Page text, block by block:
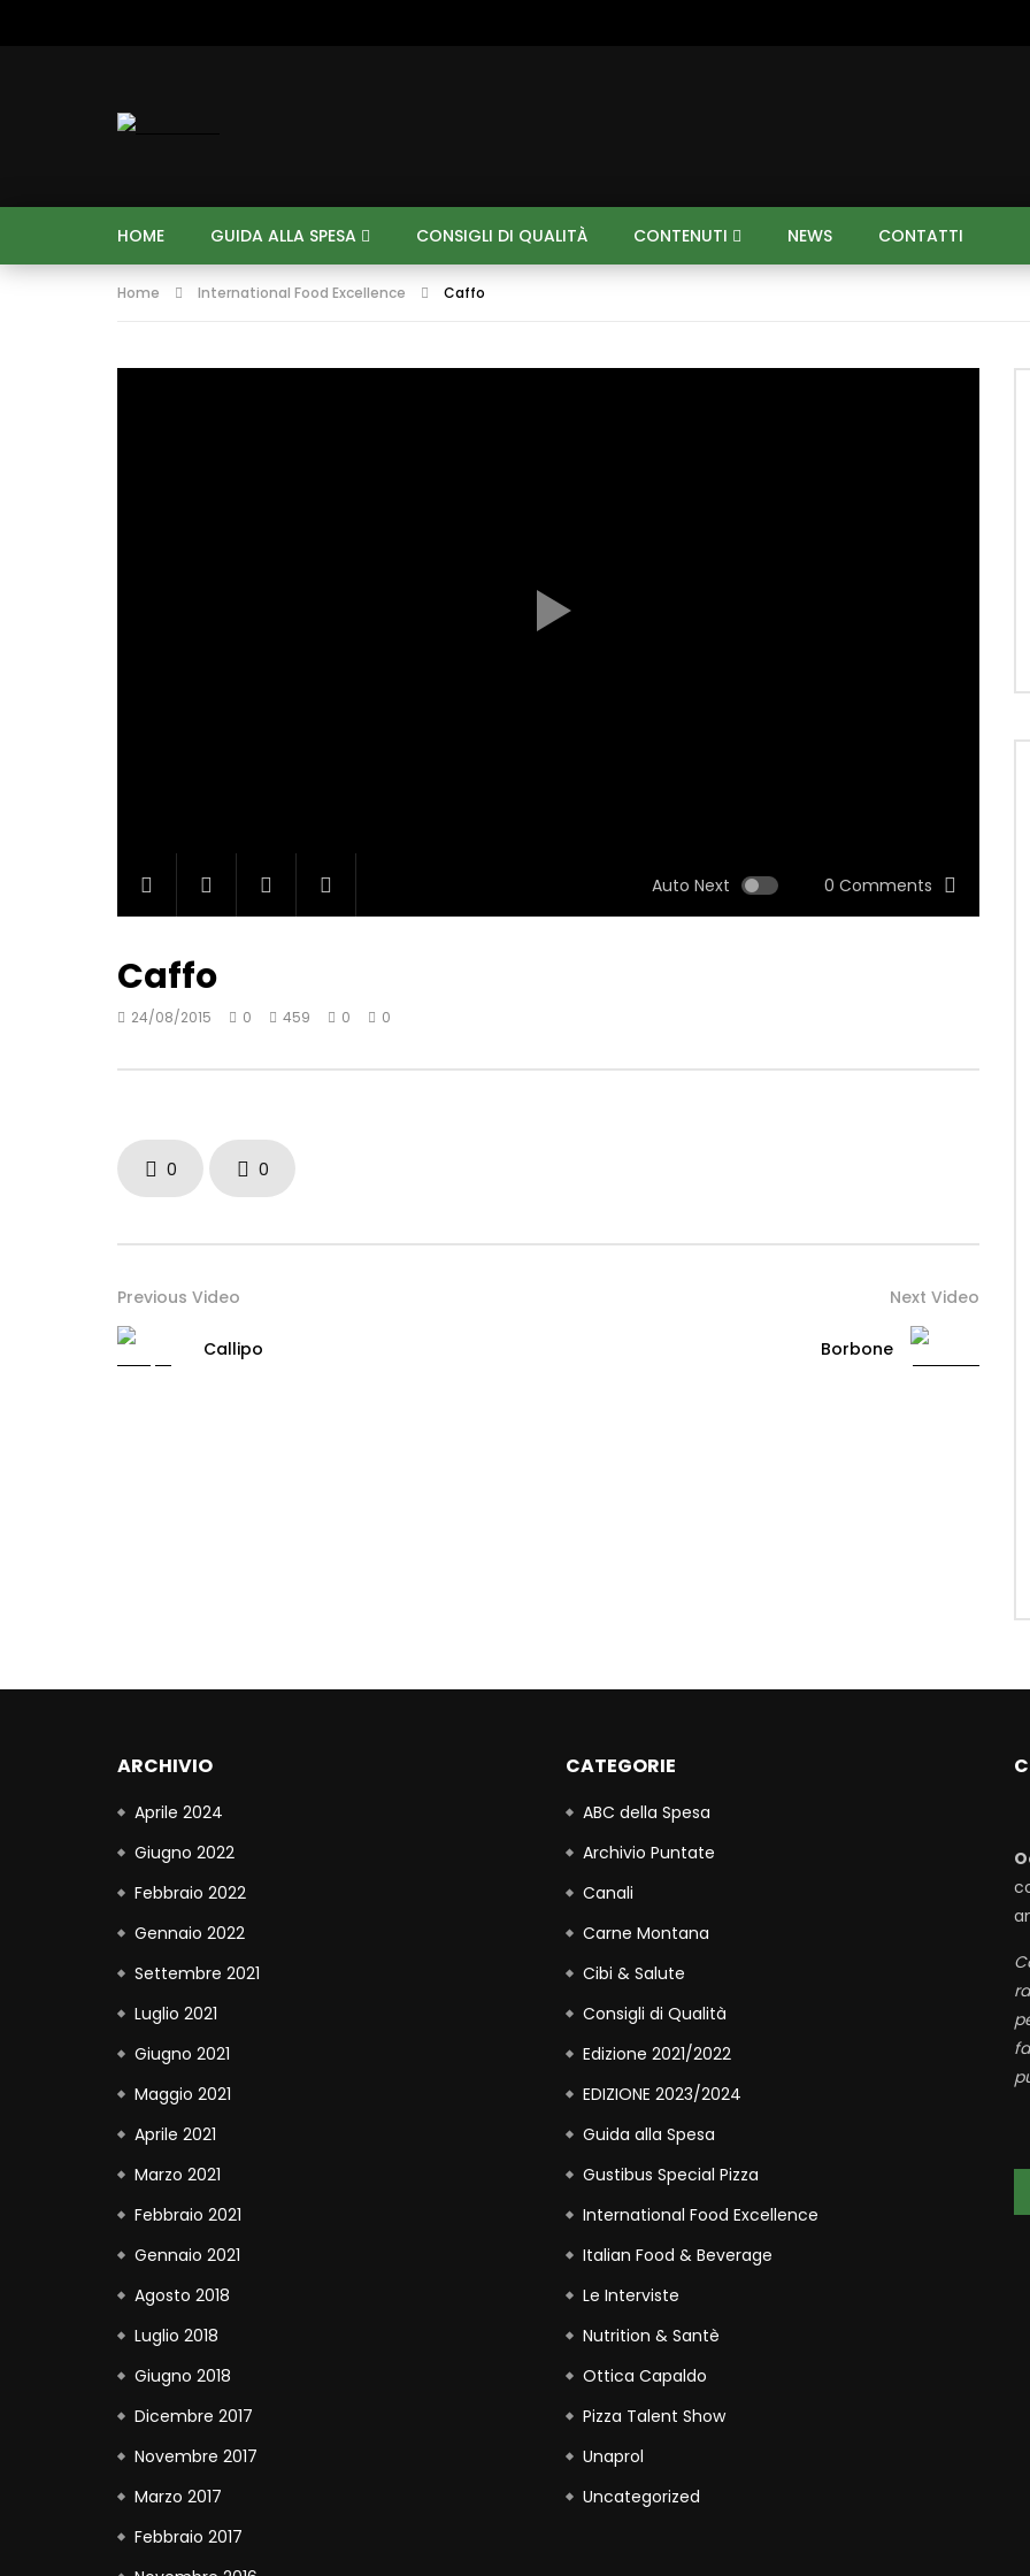
HOME GUIDA ALLA SPESA CONSIGLI DI QUALITÀ CONTENUTI NEWS CONTATTI
Home International Food Excellence Caffo
Auto Next 0 Comments
Caffo
24/08/2015 0 459 0 0
0 0
Previous Video
Callipo
Next Video
Borbone
ARCHIVIO
Aprile 2024
Giugno 2022
Febbraio 2022
Gennaio 2022
Settembre 2021
Luglio 2021
Giugno 2021
Maggio 2021
Aprile 2021
Marzo 2021
Febbraio 2021
Gennaio 2021
Agosto 2018
Luglio 2018
Giugno 2018
Dicembre 2017
Novembre 2017
Marzo 2017
Febbraio 2017
CATEGORIE
ABC della Spesa
Archivio Puntate
Canali
Carne Montana
Cibi & Salute
Consigli di Qualità
Edizione 2021/2022
EDIZIONE 2023/2024
Guida alla Spesa
Gustibus Special Pizza
International Food Excellence
Italian Food & Beverage
Le Interviste
Nutrition & Santè
Ottica Capaldo
Pizza Talent Show
Unaprol
Uncategorized